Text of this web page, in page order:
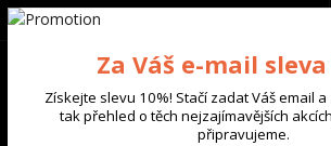
+420 702 136 620
Za Váš e-mail sleva
Získejte slevu 10%! Stačí zadat Váš email
tak přehled o těch nejzajímavějších
připravujeme.